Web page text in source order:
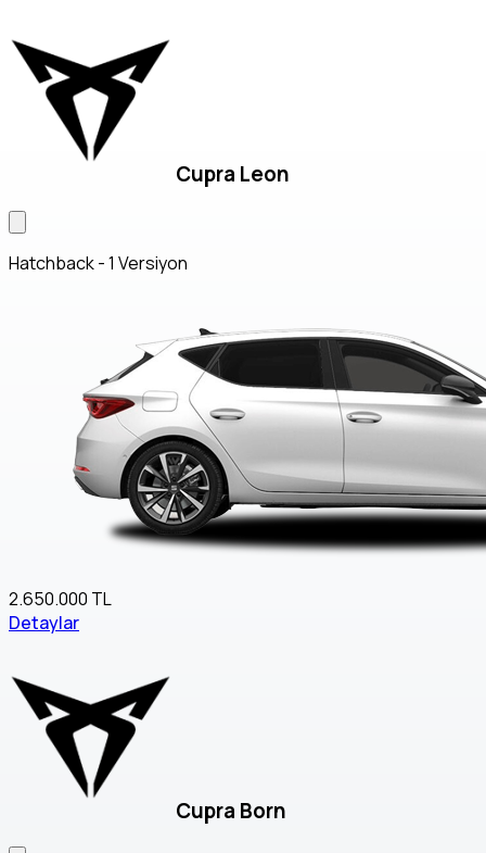
Cupra Leon
Hatchback - 1 Versiyon
2.650.000 TL
Detaylar
Cupra Born